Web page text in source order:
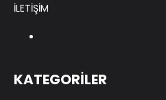
İLETİŞİM
KATEGORİLER